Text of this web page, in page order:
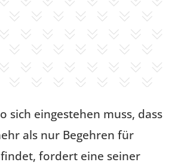
sich eingestehen muss, dass
als nur Begehren für
fordert eine seiner